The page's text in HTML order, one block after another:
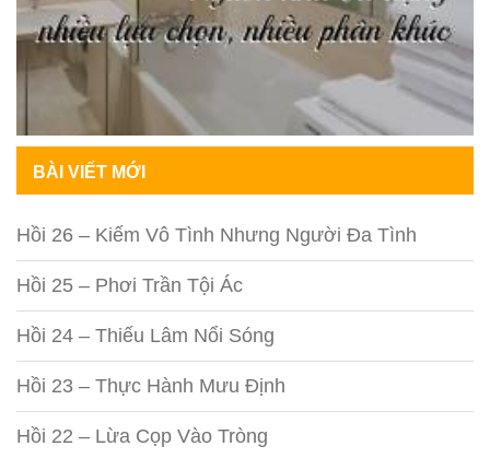
BÀI VIẾT MỚI
Hồi 26 – Kiếm Vô Tình Nhưng Người Đa Tình
Hồi 25 – Phơi Trần Tội Ác
Hồi 24 – Thiếu Lâm Nổi Sóng
Hồi 23 – Thực Hành Mưu Định
Hồi 22 – Lừa Cọp Vào Tròng